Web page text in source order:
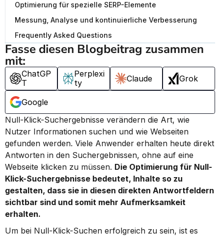
Optimierung für spezielle SERP-Elemente
Messung, Analyse und kontinuierliche Verbesserung
Frequently Asked Questions
Fasse diesen Blogbeitrag zusammen
mit:
ChatGP
T
Perplexi
ty
Claude Grok
Google
Null-Klick-Suchergebnisse verändern die Art, wie
Nutzer Informationen suchen und wie Webseiten
gefunden werden. Viele Anwender erhalten heute direkt
Antworten in den Suchergebnissen, ohne auf eine
Webseite klicken zu müssen. Die Optimierung für Null-
Klick-Suchergebnisse bedeutet, Inhalte so zu
gestalten, dass sie in diesen direkten Antwortfeldern
sichtbar sind und somit mehr Aufmerksamkeit
erhalten.
Um bei Null-Klick-Suchen erfolgreich zu sein, ist es